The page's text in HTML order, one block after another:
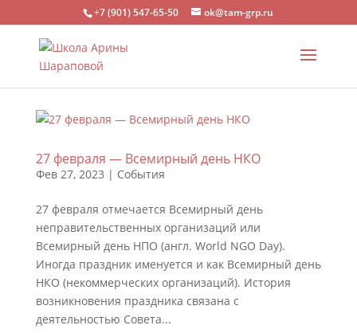
+7 (901) 547-65-50 ok@tam-grp.ru
27 февраля — Всемирный день НКО
Фев 27, 2023 | События
27 февраля отмечается Всемирный день
неправительственных организаций или
Всемирный день НПО (англ. World NGO Day).
Иногда праздник именуется и как Всемирный день
НКО (некоммерческих организаций). История
возникновения праздника связана с
деятельностью Совета...